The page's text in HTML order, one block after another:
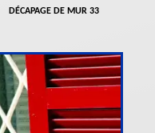
DÉCAPAGE DE MUR 33